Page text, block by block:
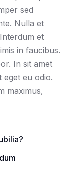
sed
Nulla et
et
in faucibus.
In sit amet
eget eu odio.
maximus,